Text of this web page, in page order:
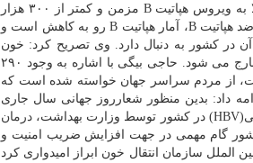
متعاقب تزریق خون در کشور بروز نمی نماید. حاجی بیگی با اشاره به وجود دو میلیون نفر مبتلا به ویروس هپاتیت B مزمن و کمتر از ۳۰۰ هزار
نفر مبتلا به هپاتیت C مزمن در کشور اظهار داشت: هم اکنون با عنایت به واکسیناسیون نوزادان ضد هپاتیت B، آمار هپاتیت B رو به کاهش است و
در کشور به دنبال دارد. وی تصریح کرد: خون
هایی که از نظر هپاتیت و HIV در مراکز انتقال خون شناسایی می شوند از چرخه انتقال خون خارج می شود. حاجی بیگی با اشاره به وجود ۲۹۰
از مردم سراسر جهان خواسته شده است که
داد: بدین منظور شعارروز جهانی سال جاری
درمان
خون در کشور گام مهمی در جهت افزایش ضریب امنیت و
سازمان انتقال خون ابراز امیدواری کرد